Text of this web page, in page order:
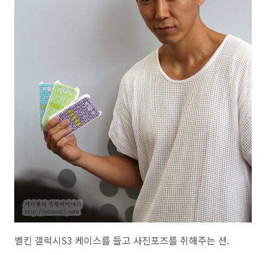
벨킨 갤럭시S3 케이스를 들고 사진포즈를 취해주는 션.